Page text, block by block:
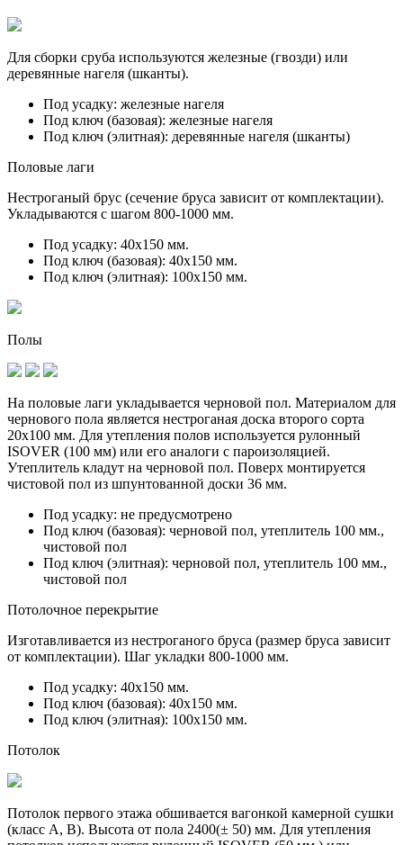
Для сборки сруба используются железные (гвозди) или
деревянные нагеля (шканты).
Под усадку: железные нагеля
Под ключ (базовая): железные нагеля
Под ключ (элитная): деревянные нагеля (шканты)
Половые лаги
Нестроганый брус (сечение бруса зависит от комплектации).
Укладываются с шагом 800-1000 мм.
Под усадку: 40х150 мм.
Под ключ (базовая): 40х150 мм.
Под ключ (элитная): 100х150 мм.
Полы
На половые лаги укладывается черновой пол. Материалом для
чернового пола является нестроганая доска второго сорта
20х100 мм. Для утепления полов используется рулонный
ISOVER (100 мм) или его аналоги с пароизоляцией.
Утеплитель кладут на черновой пол. Поверх монтируется
чистовой пол из шпунтованной доски 36 мм.
Под усадку: не предусмотрено
Под ключ (базовая): черновой пол, утеплитель 100 мм.,
чистовой пол
Под ключ (элитная): черновой пол, утеплитель 100 мм.,
чистовой пол
Потолочное перекрытие
Изготавливается из нестроганого бруса (размер бруса зависит
от комплектации). Шаг укладки 800-1000 мм.
Под усадку: 40х150 мм.
Под ключ (базовая): 40х150 мм.
Под ключ (элитная): 100х150 мм.
Потолок
Потолок первого этажа обшивается вагонкой камерной сушки
(класс A, B). Высота от пола 2400(± 50) мм. Для утепления